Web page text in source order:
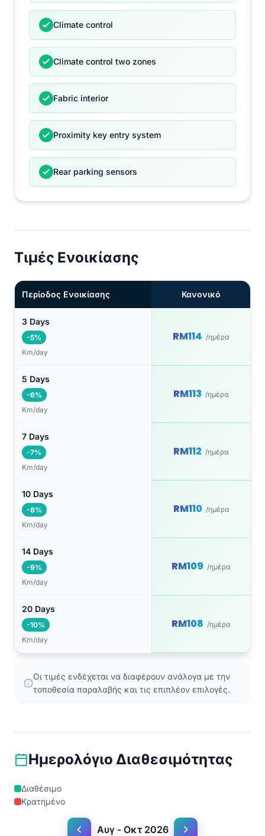
Climate control
Climate control two zones
Fabric interior
Proximity key entry system
Rear parking sensors
Τιμές Ενοικίασης
Περίοδος Ενοικίασης Κανονικό
3 Days
-5%
Km/day
RM114 /ημέρα
5 Days
-6%
Km/day
RM113 /ημέρα
7 Days
-7%
Km/day
RM112 /ημέρα
10 Days
-8%
Km/day
RM110 /ημέρα
14 Days
-9%
Km/day
RM109 /ημέρα
20 Days
-10%
Km/day
RM108 /ημέρα
Οι τιμές ενδέχεται να διαφέρουν ανάλογα με την
τοποθεσία παραλαβής και τις επιπλέον επιλογές.
Ημερολόγιο Διαθεσιμότητας
Διαθέσιμο
Κρατημένο
Αυγ - Οκτ 2026